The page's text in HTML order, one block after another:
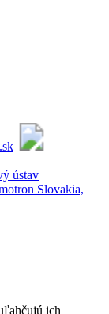
ústav
Slovakia,
ich